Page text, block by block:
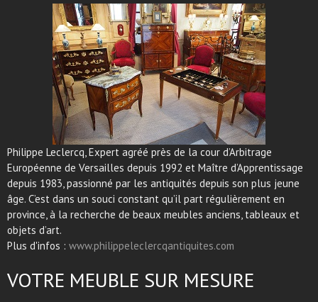
Philippe Leclercq, Expert agréé près de la cour d’Arbitrage
Européenne de Versailles depuis 1992 et Maître d’Apprentissage
depuis 1983, passionné par les antiquités depuis son plus jeune
âge. C’est dans un souci constant qu’il part régulièrement en
province, à la recherche de beaux meubles anciens, tableaux et
objets d’art.
Plus d'infos : www.philippeleclercqantiquites.com
VOTRE MEUBLE SUR MESURE